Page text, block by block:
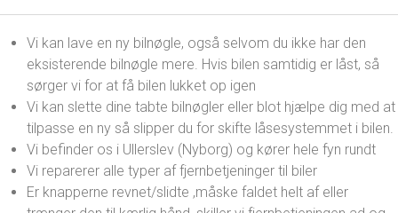
Vi kan lave en ny bilnøgle, også selvom du ikke har den
eksisterende bilnøgle mere. Hvis bilen samtidig er låst, så
sørger vi for at få bilen lukket op igen
Vi kan slette dine tabte bilnøgler eller blot hjælpe dig med at
tilpasse en ny så slipper du for skifte låsesystemmet i bilen.
Vi befinder os i Ullerslev (Nyborg) og kører hele fyn rundt
Vi reparerer alle typer af fjernbetjeninger til biler
Er knapperne revnet/slidte ,måske faldet helt af eller